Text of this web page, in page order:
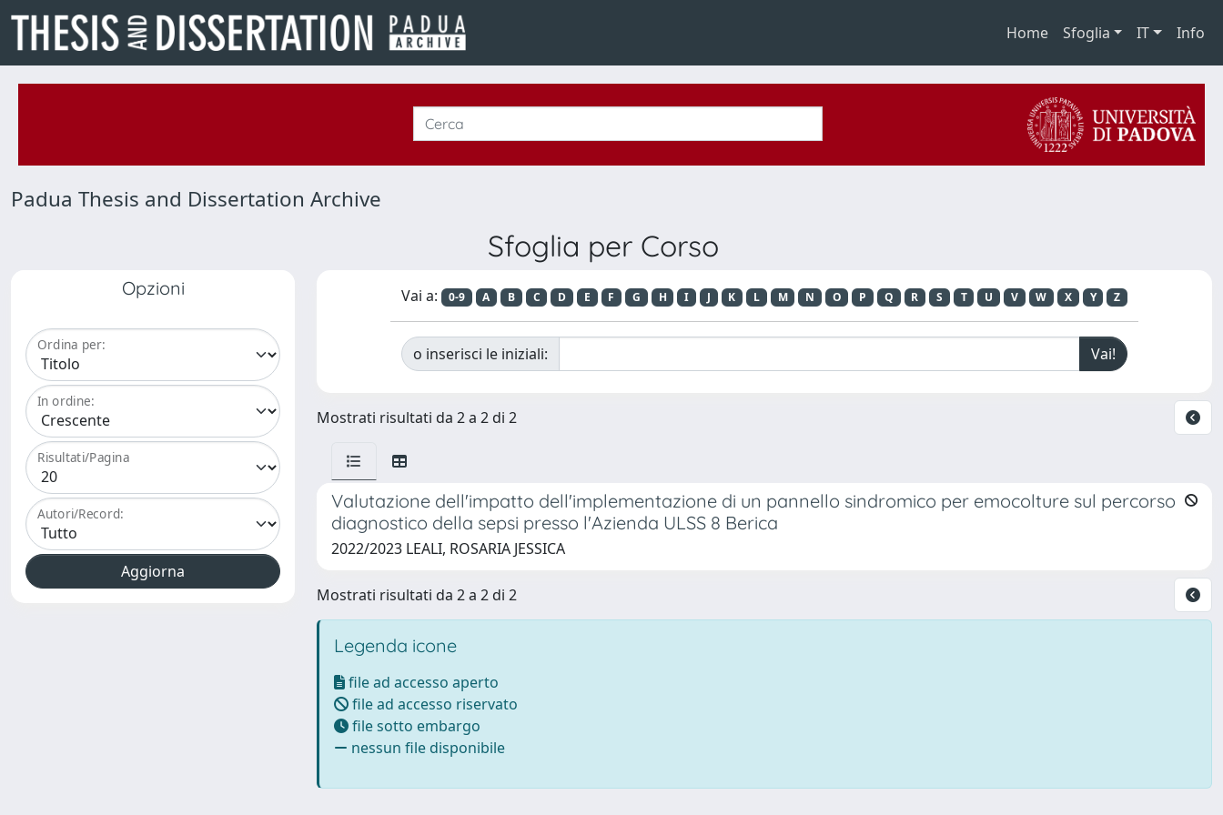
Home Sfoglia IT Info
Padua Thesis and Dissertation Archive
Sfoglia per Corso
Opzioni
Ordina per:
In ordine:
Risultati/Pagina
Autori/Record:
Vai a: 0-9 A B C D E F G H I J K L M N O P Q R S T U V W X Y Z
o inserisci le iniziali:
Mostrati risultati da 2 a 2 di 2
Valutazione dell'impatto dell'implementazione di un pannello sindromico per emocolture sul percorso
diagnostico della sepsi presso l'Azienda ULSS 8 Berica
2022/2023 LEALI, ROSARIA JESSICA
Mostrati risultati da 2 a 2 di 2
Legenda icone
file ad accesso aperto
file ad accesso riservato
file sotto embargo
nessun file disponibile